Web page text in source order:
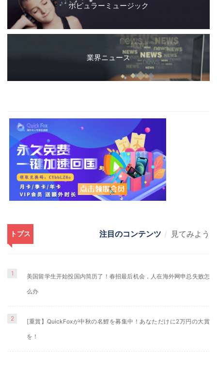
ポピュラーミュージック
業界ニュース
トプス 注目のコンテンツ 見てみよう
1 美国留学生开始投国内简历了！春招最后机会，人在海外网申总失败怎
么办
2 [重賞】QuickFoxが中秋の名鯉を募集中！あなただけに2万円の大賞
を！